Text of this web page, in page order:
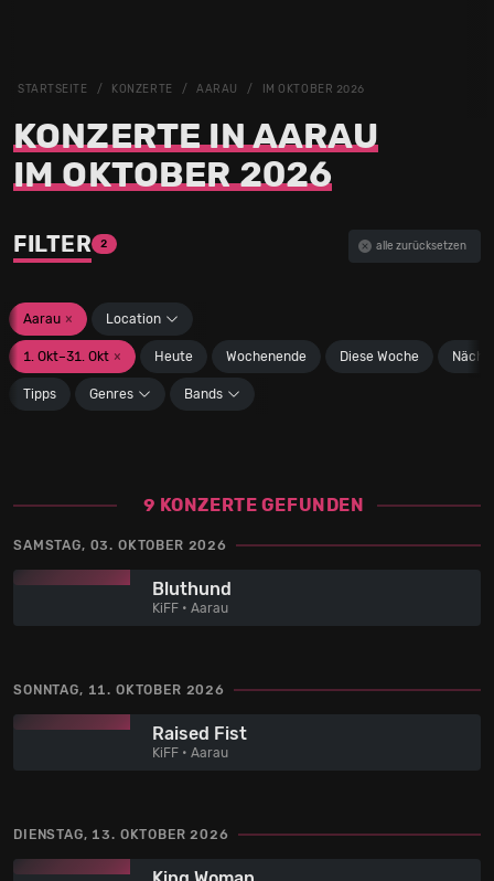
STARTSEITE KONZERTE AARAU IM OKTOBER 2026
KONZERTE IN AARAU
IM OKTOBER 2026
FILTER 2 alle zurücksetzen
Aarau × Location
1. Okt–31. Okt × Heute Wochenende Diese Woche
Tipps Genres Bands
9 KONZERTE GEFUNDEN
SAMSTAG, 03. OKTOBER 2026
Bluthund
KiFF • Aarau
SONNTAG, 11. OKTOBER 2026
Raised Fist
KiFF • Aarau
DIENSTAG, 13. OKTOBER 2026